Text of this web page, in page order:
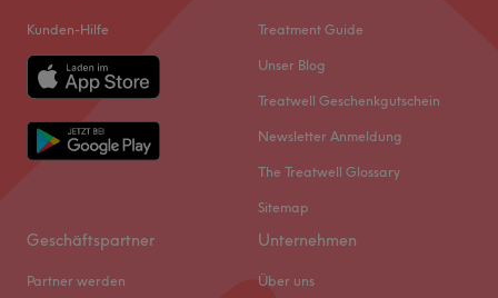
Kunden-Hilfe Treatment Guide
Unser Blog
Treatwell Geschenkgutschein
Newsletter Anmeldung
The Treatwell Glossary
Sitemap
Geschäftspartner
Partner werden
Unternehmen
Über uns